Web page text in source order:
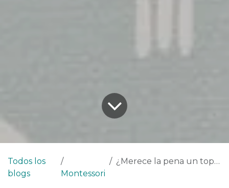
Todos los
blogs
Montessori
¿Merece la pena un topponcino?